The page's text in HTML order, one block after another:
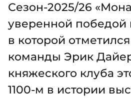
Сезон-2025/26
уверенной победой
в которой
команды Эрик
княжеского клуба
1100-м в истории